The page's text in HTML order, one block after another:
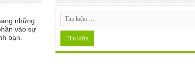
những
vào sự
bạn.